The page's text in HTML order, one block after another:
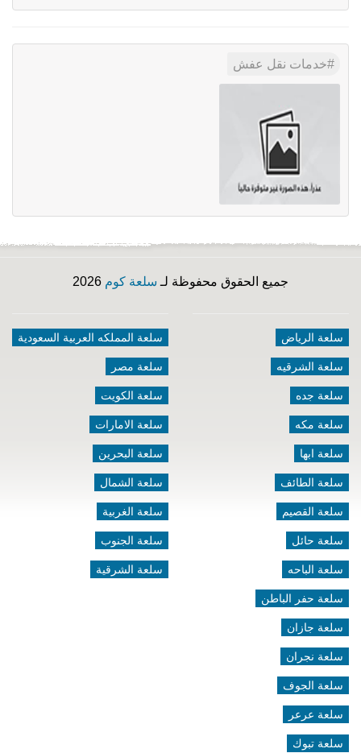
خدمات نقل عفش
جميع الحقوق محفوظة لـ سلعة كوم
سلعة الرياض
سلعة الشرقيه
سلعة جده
سلعة مكه
سلعة ابها
سلعة الطائف
سلعة القصيم
سلعة حائل
سلعة الباحه
سلعة حفر الباطن
سلعة جازان
سلعة نجران
سلعة الجوف
سلعة عرعر
سلعة تبوك
سلعة المملكه العربية السعودية
سلعة مصر
سلعة الكويت
سلعة الامارات
سلعة البحرين
سلعة الشمال
سلعة الغربية
سلعة الجنوب
سلعة الشرقية